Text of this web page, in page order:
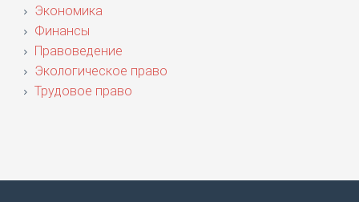
Экономика
Финансы
Правоведение
Экологическое право
Трудовое право